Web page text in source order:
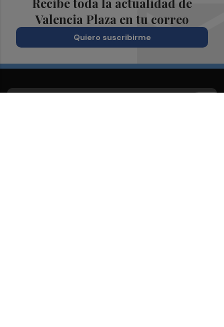
Valencia Plaza en tu correo
Quiero suscribirme